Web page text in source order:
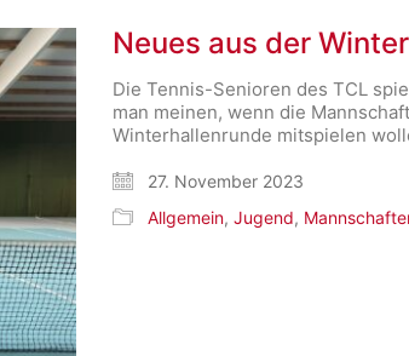
Neues aus der
Die Tennis-Senioren des TCL
man meinen, wenn die
Winterhallenrunde mitspielen
27. November 2023
Allgemein, Jugend,